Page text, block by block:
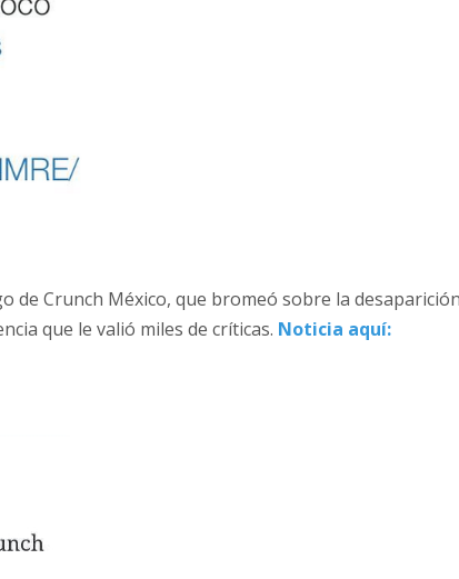
de Crunch México, que bromeó sobre la
que le valió miles de críticas. Noticia aquí: